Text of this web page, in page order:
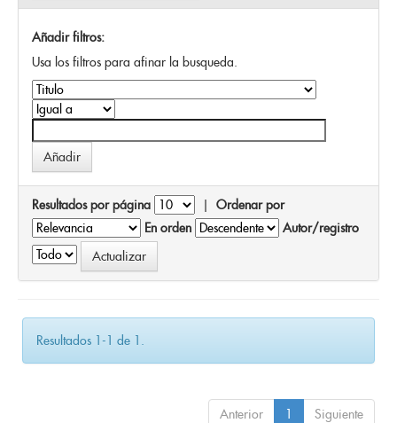
Añadir filtros:
Usa los filtros para afinar la busqueda.
Resultados por página | Ordenar por
En orden
Autor/registro
Resultados 1-1 de 1.
Anterior 1 Siguiente